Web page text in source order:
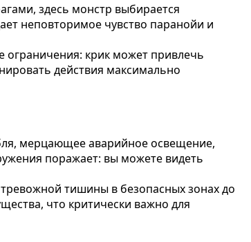
здесь монстр выбирается
неповторимое чувство паранойи и
ограничения: крик может привлечь
действия максимально
мерцающее аварийное освещение,
поражает: вы можете видеть
тишины в безопасных зонах до
что критически важно для